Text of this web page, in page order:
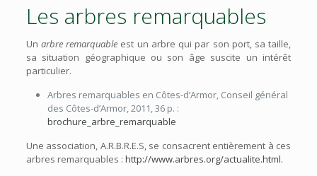
Les arbres remarquables
Unarbre remarquable est un arbre qui par son port, sa taille,
sa situation géographique ou son âge suscite un intérêt
particulier.
Arbres remarquables en Côtes-d’Armor, Conseil général
des Côtes-d’Armor,‎2011, 36 p. :
brochure_arbre_remarquable
Une association, A.R.B.R.E.S, se consacrent entièrement à ces
arbres remarquables : http://www.arbres.org/actualite.html.